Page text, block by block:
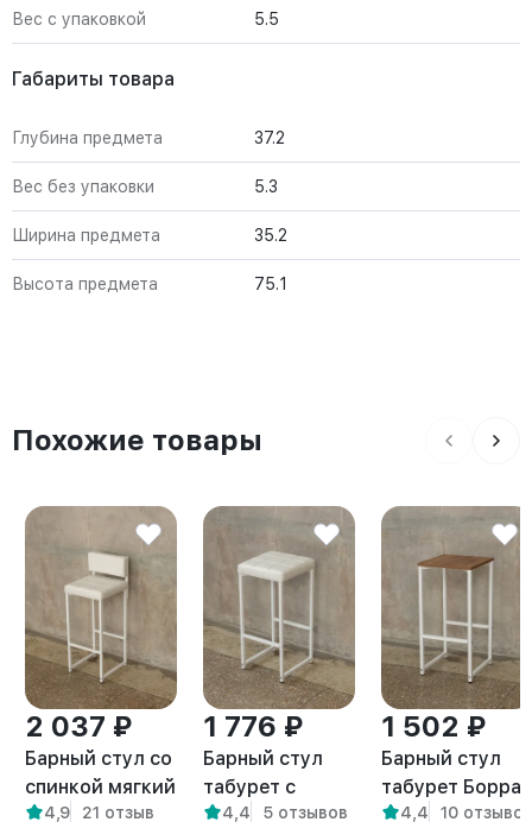
Вес с упаковкой 5.5
Габариты товара
Глубина предмета 37.2
Вес без упаковки 5.3
Ширина предмета 35.2
Высота предмета 75.1
Похожие товары
2 037 ₽
Барный стул со
спинкой мягкий
лофт Тоба
4,9 21 отзыв
1 776 ₽
Барный стул
табурет с
мягким
4,4 5 отзывов
1 502 ₽
Барный стул
табурет Борра
белый/
4,4 10 отзывов